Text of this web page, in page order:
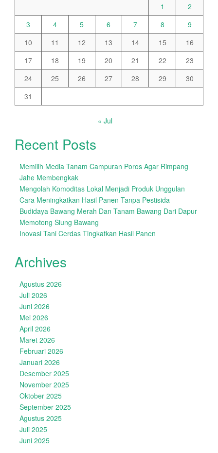
1
2
3
4 5 6 7 8
9
10
11 12 13 14 15
16
17
18 19 20 21 22
23
24
25 26 27 28 29
30
31
« Jul
Recent Posts
Memilih Media Tanam Campuran Poros Agar Rimpang
Jahe Membengkak
Mengolah Komoditas Lokal Menjadi Produk Unggulan
Cara Meningkatkan Hasil Panen Tanpa Pestisida
Budidaya Bawang Merah Dan Tanam Bawang Dari Dapur
Memotong Siung Bawang
Inovasi Tani Cerdas Tingkatkan Hasil Panen
Archives
Agustus 2026
Juli 2026
Juni 2026
Mei 2026
April 2026
Maret 2026
Februari 2026
Januari 2026
Desember 2025
November 2025
Oktober 2025
September 2025
Agustus 2025
Juli 2025
Juni 2025